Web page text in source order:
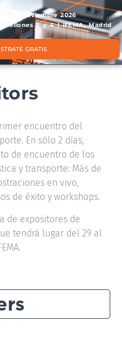
11 & 12 noviembre 2026
Pabellones 2 y 4 | IFEMA, Madrid
GRATIS
encuentro del
En sólo 2 días,
de encuentro de los
y transporte: Más de
en vivo,
de éxito y workshops.
de expositores de
tendrá lugar del 29 al